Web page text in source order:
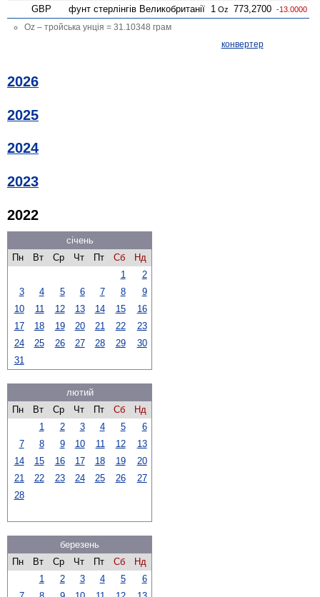
GBP фунт стерлінгів Велико­британії 1 Oz 773,2700 -13.0000
Oz – тройська унція = 31.10348 грам
конвертер
2026
2025
2024
2023
2022
січень
Пн
Вт Ср Чт Пт Сб
Нд
1
2
3
4 5 6 7 8
9
10
11 12 13 14 15
16
17
18 19 20 21 22
23
24
25 26 27 28 29
30
31
лютий
Пн
Вт Ср Чт Пт Сб
Нд
1
2 3 4 5
6
7
8 9 10 11 12
13
14
15 16 17 18 19
20
21
22 23 24 25 26
27
28
березень
Пн
Вт Ср Чт Пт Сб
Нд
1
2 3 4 5
6